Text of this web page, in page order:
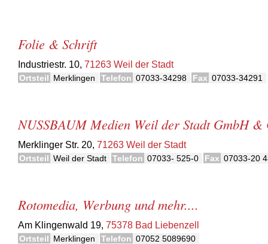
Folie & Schrift
Industriestr. 10, 71263 Weil der Stadt
Ortsteil Merklingen Telefon 07033-34298 Fax 07033-34291
NUSSBAUM Medien Weil der Stadt GmbH &
Merklinger Str. 20, 71263 Weil der Stadt
Ortsteil Weil der Stadt Telefon 07033- 525-0 Fax 07033-20
Rotomedia, Werbung und mehr....
Am Klingenwald 19, 75378 Bad Liebenzell
Ortsteil Merklingen Telefon 07052 5089690